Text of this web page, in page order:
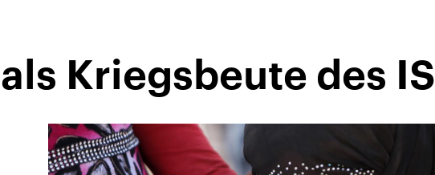
als Kriegsbeute des IS